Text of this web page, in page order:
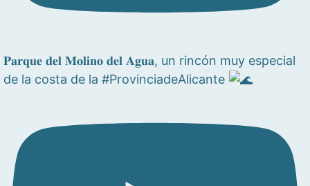
𝐏𝐚𝐫𝐪𝐮𝐞 𝐝𝐞𝐥 𝐌𝐨𝐥𝐢𝐧𝐨 𝐝𝐞𝐥 𝐀𝐠𝐮𝐚, un rincón muy especial
de la costa de la #ProvinciadeAlicante